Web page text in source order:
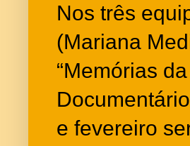
Nos três
(Mariana
“Memórias
e fevereiro